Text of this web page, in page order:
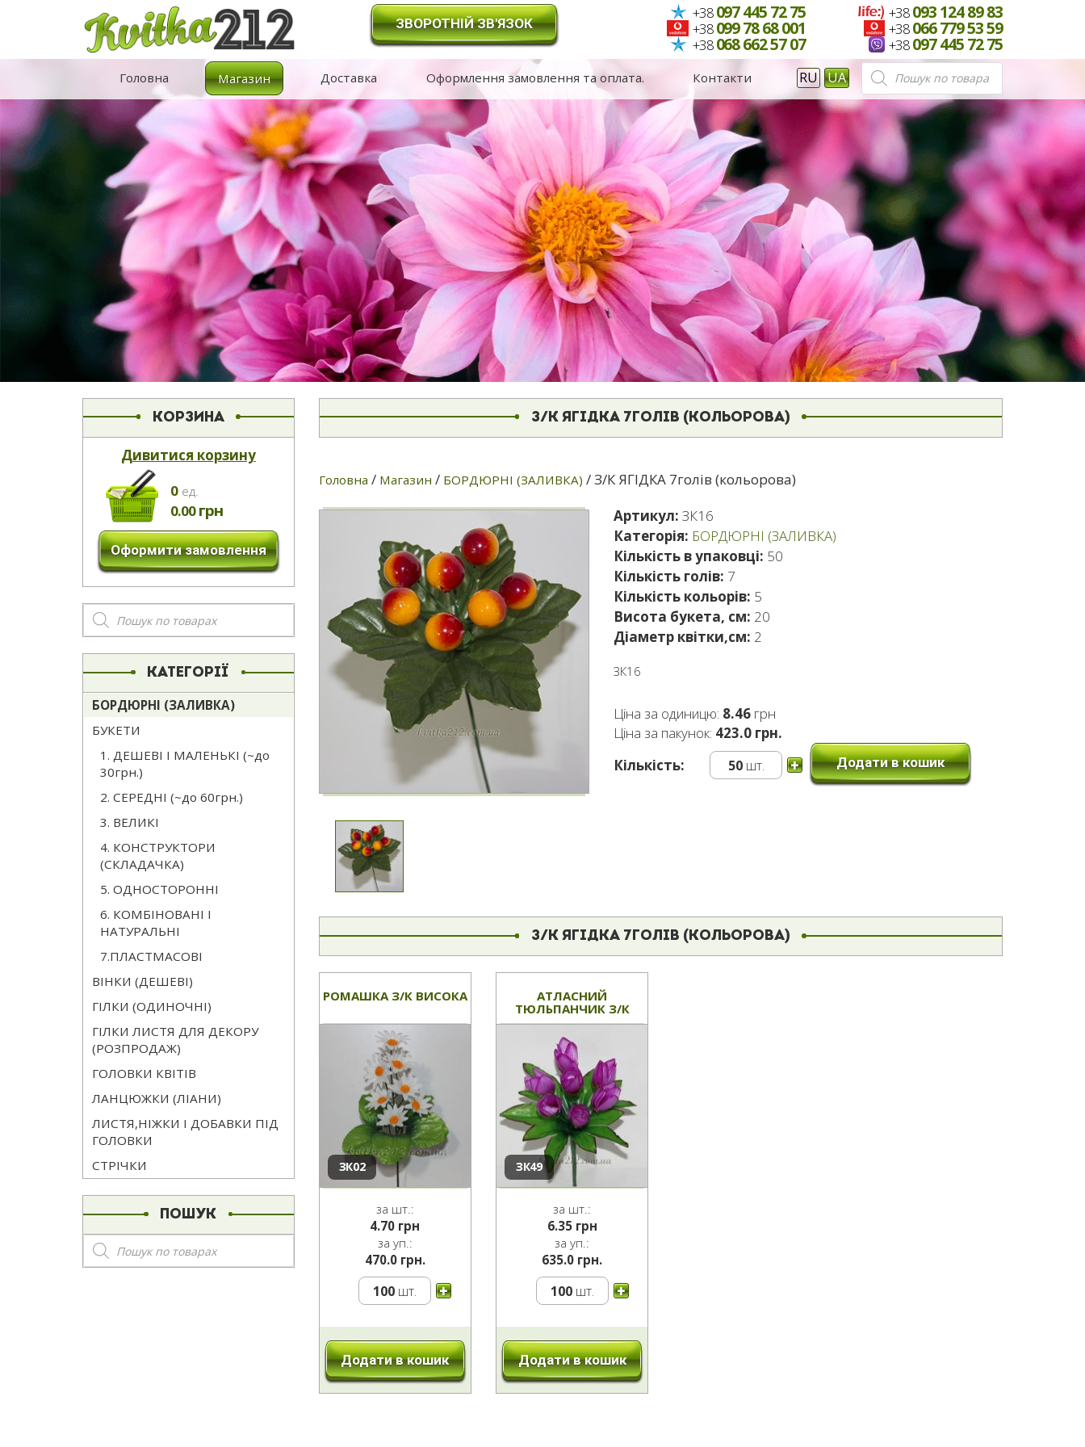
ЗВОРОТНІЙ ЗВ'ЯЗОК
+38097 445 72 75 +38093 124 89 83
+38099 78 68 001 +38066 779 53 59
+38068 662 57 07 +38097 445 72 75
Головна Магазин Доставка Оформлення замовлення та оплата. Контакти RU UA Пошук
товарів
КОРЗИНА
Дивитися корзину
0eд.
0.00грн
Оформити замовлення
Пошук
товарів
КАТЕГОРІЇ
БОРДЮРНІ (ЗАЛИВКА)
БУКЕТИ
1. ДЕШЕВІ І МАЛЕНЬКІ (~до
30грн.)
2. СЕРЕДНІ (~до 60грн.)
3. ВЕЛИКІ
4. КОНСТРУКТОРИ
(СКЛАДАЧКА)
5. ОДНОСТОРОННІ
6. КОМБІНОВАНІ І
НАТУРАЛЬНІ
7.ПЛАСТМАСОВІ
ВІНКИ (ДЕШЕВІ)
ГІЛКИ (ОДИНОЧНІ)
ГІЛКИ ЛИСТЯ ДЛЯ ДЕКОРУ
(РОЗПРОДАЖ)
ГОЛОВКИ КВІТІВ
ЛАНЦЮЖКИ (ЛІАНИ)
ЛИСТЯ,НІЖКИ І ДОБАВКИ ПІД
ГОЛОВКИ
СТРІЧКИ
ПОШУК
Пошук
товарів
З/К ЯГІДКА 7ГОЛІВ (КОЛЬОРОВА)
Головна / Магазин / БОРДЮРНІ (ЗАЛИВКА) / З/К ЯГІДКА 7голів (кольорова)
Артикул:ЗК16
Категорія: БОРДЮРНІ (ЗАЛИВКА)
Кількість в упаковці: 50
Кількість голів: 7
Кількість кольорів: 5
Висота букета, см: 20
Діаметр квітки,см: 2
ЗК16
Ціна за одиницю: 8.46 грн
Ціна за пакунок: 423.0 грн.
Кількість:
50шт. Додати в кошик
З/К ЯГІДКА 7ГОЛІВ (КОЛЬОРОВА)
РОМАШКА З/К ВИСОКА
ЗК02
за шт.:
4.70 грн
за уп.:
470.0 грн.
100 шт.
Додати в кошик
АТЛАСНИЙ
ТЮЛЬПАНЧИК З/К
ЗК49
за шт.:
6.35 грн
за уп.:
635.0 грн.
100шт.
Додати в кошик